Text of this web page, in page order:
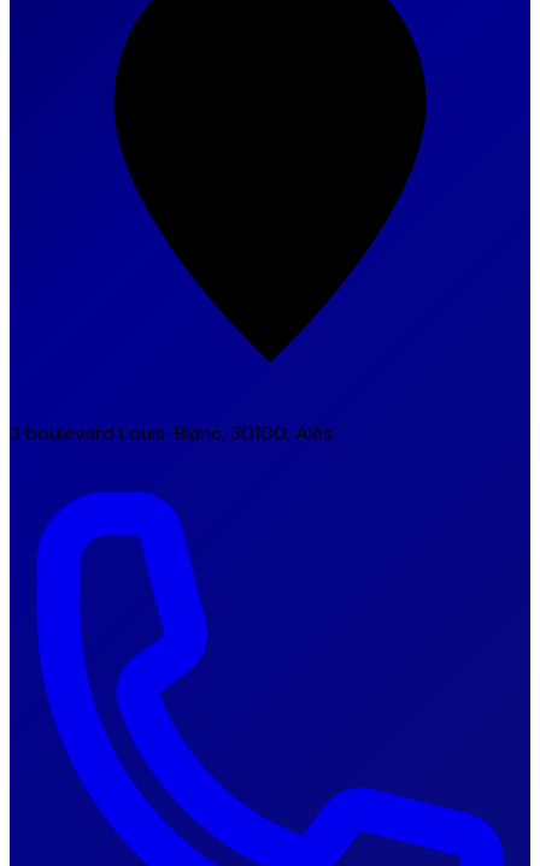
3 boulevard Louis-Blanc, 30100, Alès